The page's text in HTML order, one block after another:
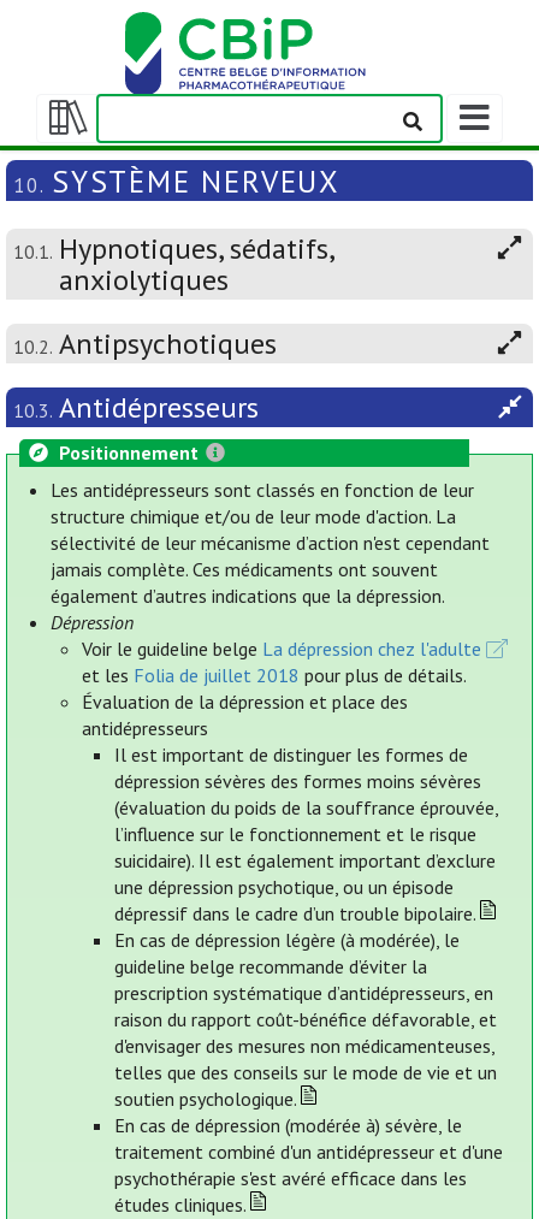
Afficher/masquer
la
table
matières
Afficher/
la
barre
navigation
10. SYSTÈME NERVEUX
10.1. Hypnotiques, sédatifs,
anxiolytiques
10.2. Antipsychotiques
10.3. Antidépresseurs
Positionnement
Les antidépresseurs sont classés en fonction de leur
structure chimique et/ou de leur mode d'action. La
sélectivité de leur mécanisme d’action n'est cependant
jamais complète. Ces médicaments ont souvent
également d’autres indications que la dépression.
Dépression
Voir le guideline belge La dépression chez l'adulte
et les Folia de juillet 2018 pour plus de détails.
Évaluation de la dépression et place des
antidépresseurs
Il est important de distinguer les formes de
dépression sévères des formes moins sévères
(évaluation du poids de la souffrance éprouvée,
l’influence sur le fonctionnement et le risque
suicidaire). Il est également important d’exclure
une dépression psychotique, ou un épisode
dépressif dans le cadre d’un trouble bipolaire.
En cas de dépression légère (à modérée), le
guideline belge recommande d’éviter la
prescription systématique d’antidépresseurs, en
raison du rapport coût-bénéfice défavorable, et
d'envisager des mesures non médicamenteuses,
telles que des conseils sur le mode de vie et un
soutien psychologique.
En cas de dépression (modérée à) sévère, le
traitement combiné d'un antidépresseur et d'une
psychothérapie s'est avéré efficace dans les
études cliniques.